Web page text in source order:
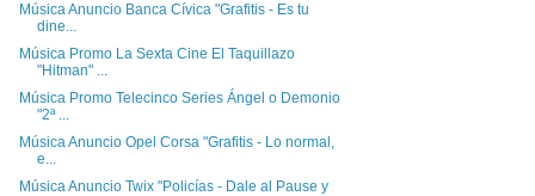
Música Anuncio Banca Cívica "Grafitis - Es tu
dine...
Música Promo La Sexta Cine El Taquillazo
"Hitman" ...
Música Promo Telecinco Series Ángel o Demonio
"2ª ...
Música Anuncio Opel Corsa "Grafitis - Lo normal,
e...
Música Anuncio Twix "Policías - Dale al Pause y